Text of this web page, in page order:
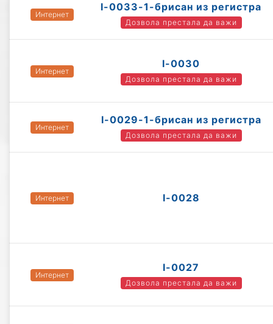
Интернет
I-0033-1-брисан из регистра
Дозвола престала да важи
Интернет
I-0030
Дозвола престала да важи
Интернет
I-0029-1-брисан из регистра
Дозвола престала да важи
Интернет I-0028
Интернет
I-0027
Дозвола престала да важи